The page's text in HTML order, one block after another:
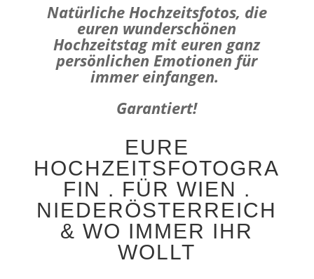
Natürliche Hochzeitsfotos, die
euren wunderschönen
Hochzeitstag mit euren ganz
persönlichen Emotionen für
immer einfangen.
Garantiert!
EURE
HOCHZEITSFOTOGRA
FIN . FÜR WIEN .
NIEDERÖSTERREICH
& WO IMMER IHR
WOLLT